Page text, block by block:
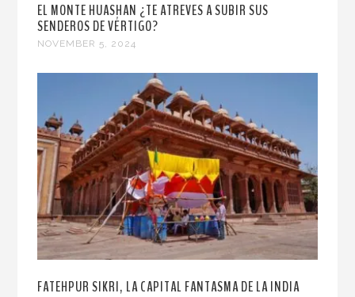
EL MONTE HUASHAN ¿TE ATREVES A SUBIR SUS
SENDEROS DE VÉRTIGO?
NOVEMBER 5, 2024
FATEHPUR SIKRI, LA CAPITAL FANTASMA DE LA INDIA